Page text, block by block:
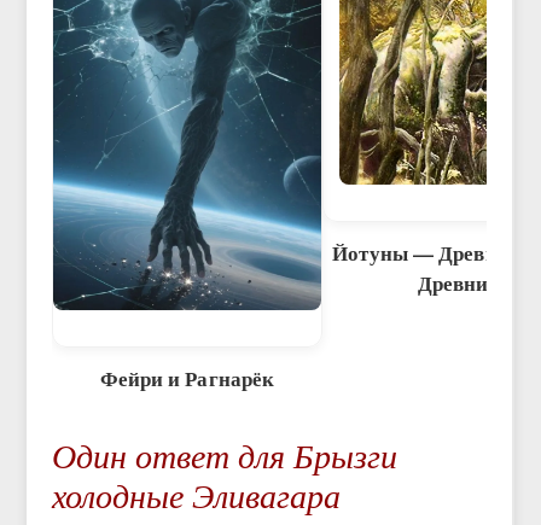
Фейри и Рагнарёк
Йотуны —
Древних
Один ответ для Брызги
холодные Эливагара